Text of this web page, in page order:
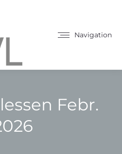
Navigation
Febr.